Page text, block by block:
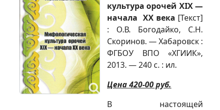
культура орочей XIX —
начала XX века [Текст]
: О.В. Богодайко, С.Н.
Скоринов. — Хабаровск :
ФГБОУ ВПО «ХГИИК»,
2013. — 240 с. : ил.
Цена 420-00 руб.
В настоящей